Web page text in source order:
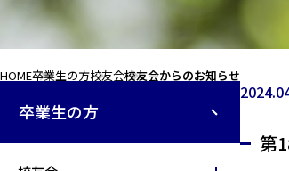
HOME卒業生の方校友会校友会からのお知らせ
卒業生の方
第